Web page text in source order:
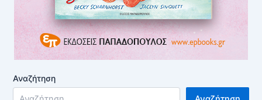
Αναζήτηση